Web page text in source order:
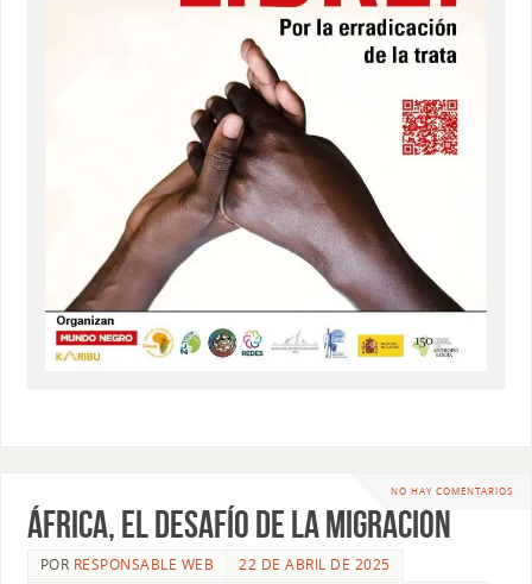
NO HAY COMENTARIOS
ÁFRICA, el desafío de la migración
POR RESPONSABLE WEB
22 DE ABRIL DE 2025